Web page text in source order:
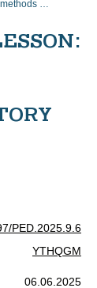
Theory and methods of teaching and upbringing (by areas and levels of education)
PED.2025.9.6
YTHQGM
06.06.2025